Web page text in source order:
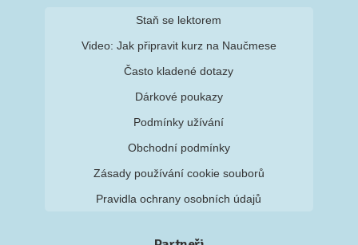
Staň se lektorem
Video: Jak připravit kurz na Naučmese
Často kladené dotazy
Dárkové poukazy
Podmínky užívání
Obchodní podmínky
Zásady používání cookie souborů
Pravidla ochrany osobních údajů